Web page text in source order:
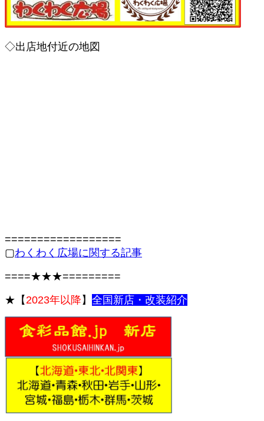
◇出店地付近の地図
==================
▢わくわく広場に関する記事
====★★★=========
★【2023年以降 】 全国新店・改装紹介